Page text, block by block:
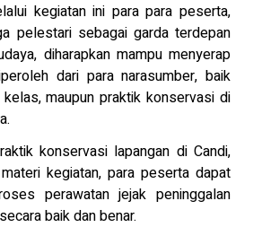
kegiatan ini para para peserta,
pelestari sebagai garda terdepan
diharapkan mampu menyerap
dari para narasumber, baik
maupun praktik konservasi di
konservasi lapangan di Candi,
kegiatan, para peserta dapat
perawatan jejak peninggalan
baik dan benar.